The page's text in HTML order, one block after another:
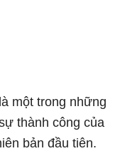
một trong những
thành công của
bản đầu tiên.